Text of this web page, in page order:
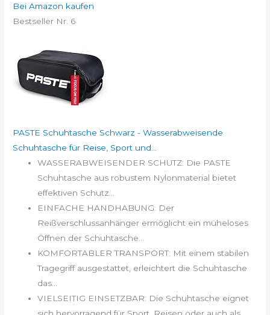
Bei Amazon kaufen
Bestseller Nr. 6
PASTE Schuhtasche Schwarz - Wasserabweisende
Schuhtasche für Reise, Sport und...
WASSERABWEISENDER SCHUTZ: Die PASTE
Schuhtasche aus robustem Nylonmaterial bietet
effektiven Schutz...
EINFACHE HANDHABUNG: Der
Reißverschlussanhänger ermöglicht ein müheloses
Öffnen der Schuhtasche...
KOMFORTABLER TRANSPORT: Mit einem stabilen
Tragegriff ausgestattet, erleichtert die Schuhtasche
das...
VIELSEITIG EINSETZBAR: Die Schuhtasche eignet